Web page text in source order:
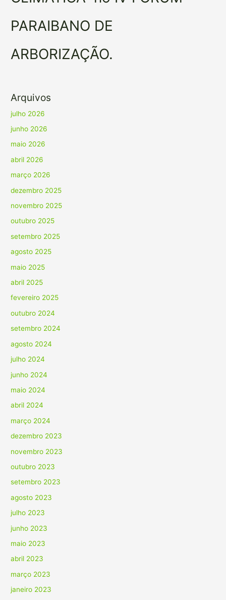
PARAIBANO DE
ARBORIZAÇÃO.
Arquivos
julho 2026
junho 2026
maio 2026
abril 2026
março 2026
dezembro 2025
novembro 2025
outubro 2025
setembro 2025
agosto 2025
maio 2025
abril 2025
fevereiro 2025
outubro 2024
setembro 2024
agosto 2024
julho 2024
junho 2024
maio 2024
abril 2024
março 2024
dezembro 2023
novembro 2023
outubro 2023
setembro 2023
agosto 2023
julho 2023
junho 2023
maio 2023
abril 2023
março 2023
janeiro 2023